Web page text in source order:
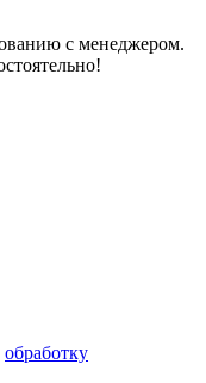
с менеджером.
обработку